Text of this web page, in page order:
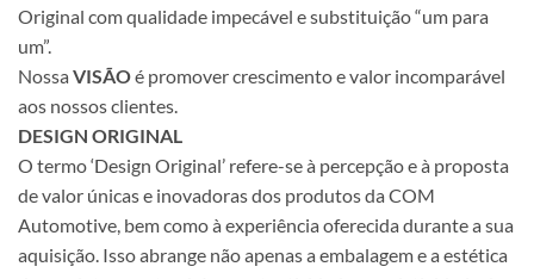
Original com qualidade impecável e substituição “um para
um”.
Nossa VISÃOé promover crescimento e valor incomparável
aos nossos clientes.
DESIGN ORIGINAL
O termo ‘Design Original’ refere-se à percepção e à proposta
de valor únicas e inovadoras dos produtos da COM
Automotive, bem como à experiência oferecida durante a sua
aquisição. Isso abrange não apenas a embalagem e a estética